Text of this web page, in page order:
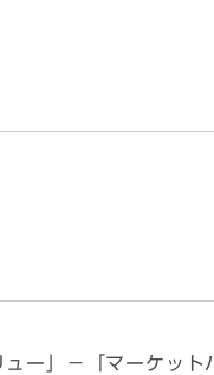
ー」－「マーケット